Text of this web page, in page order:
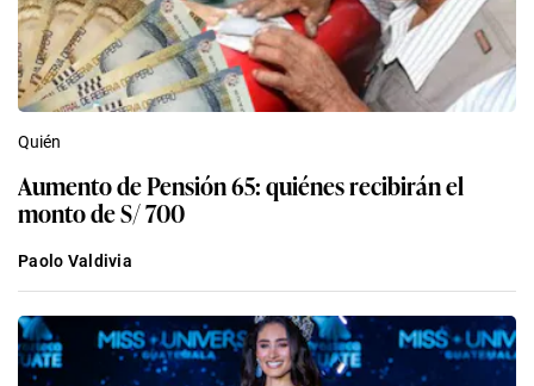
Quién
Aumento de Pensión 65: quiénes recibirán el
monto de S/ 700
Paolo Valdivia